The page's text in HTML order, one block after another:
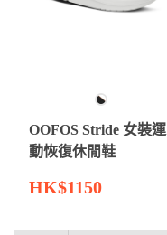
OOFOS Stride 女裝運
動恢復休閒鞋
HK$1150